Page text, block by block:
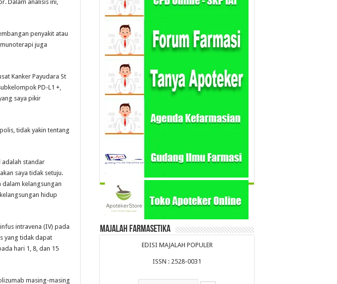
Dalam analisis ini,
penyakit atau
juga
Kanker Payudara St
PD-L1 +,
saya pikir
tidak yakin tentang
adalah standar
saya tidak setuju.
dalam kelangsungan
hidup
intravena (IV) pada
yang tidak dapat
hari 1, 8, dan 15
masing-masing
Majalah Farmasetika
EDISI MAJALAH POPULER
ISSN : 2528-0031